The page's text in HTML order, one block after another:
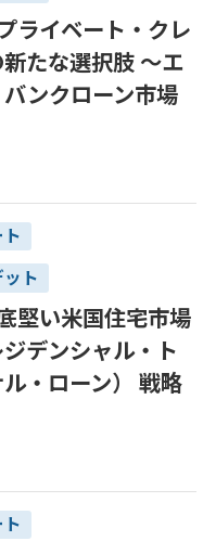
ライベート・クレ
たな選択肢 ～エ
ンクローン市場
ト
堅い米国住宅市場
デンシャル・ト
・ローン） 戦略